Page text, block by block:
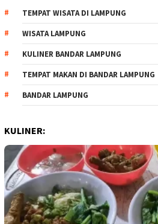
TEMPAT WISATA DI LAMPUNG
WISATA LAMPUNG
KULINER BANDAR LAMPUNG
TEMPAT MAKAN DI BANDAR LAMPUNG
BANDAR LAMPUNG
KULINER: